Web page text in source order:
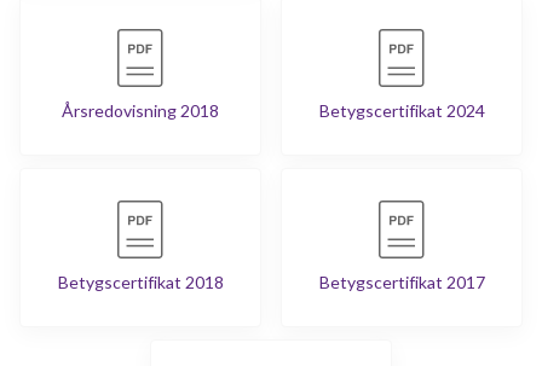
Årsredovisning 2018 Betygscertifikat 2024
Betygscertifikat 2018 Betygscertifikat 2017